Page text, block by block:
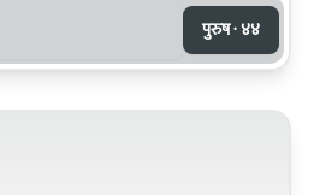
पुरुष · ४४